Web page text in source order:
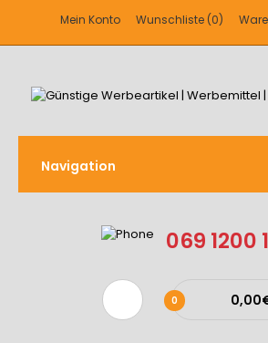
Mein Konto Wunschliste (0)
Navigation
069 1200
0